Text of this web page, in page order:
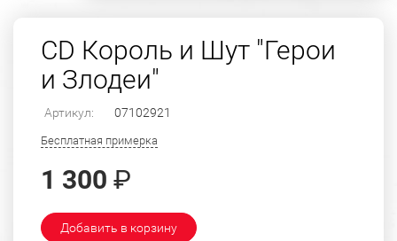
CD Король и Шут "Герои
и Злодеи"
Артикул: 07102921
Бесплатная примерка
1 300 ₽
Добавить в корзину